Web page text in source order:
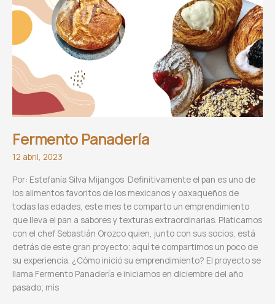
Fermento Panadería
12 abril, 2023
Por: Estefanía Silva Mijangos Definitivamente el pan es uno de
los alimentos favoritos de los mexicanos y oaxaqueños de
todas las edades, este mes te comparto un emprendimiento
que lleva el pan a sabores y texturas extraordinarias. Platicamos
con el chef Sebastián Orozco quien, junto con sus socios, está
detrás de este gran proyecto; aquí te compartimos un poco de
su experiencia. ¿Cómo inició su emprendimiento? El proyecto se
llama Fermento Panadería e iniciamos en diciembre del año
pasado; mis